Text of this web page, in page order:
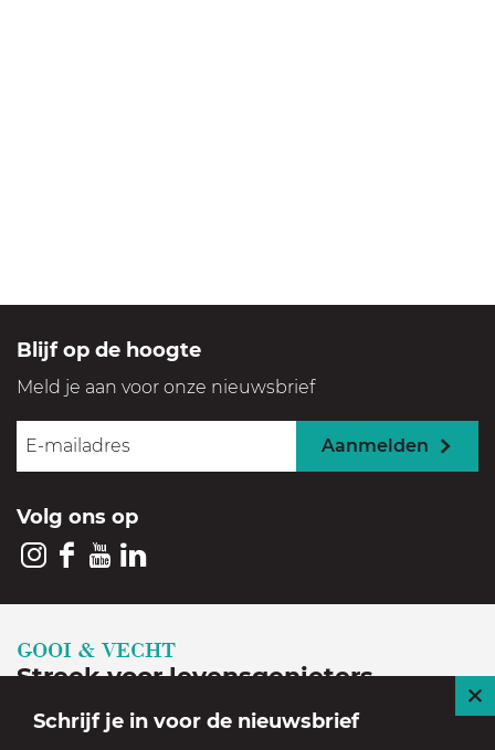
Blijf op de hoogte
Meld je aan voor onze nieuwsbrief
Aanmelden
Volg ons op
I
n
t
g
F
a
e
o
Y
o
T
b
L
i
k
d
GOOI & VECHT
Streek voor levensgenieters
Geniet in een prachtige, historische en groene
Schrijf je in voor de nieuwsbrief